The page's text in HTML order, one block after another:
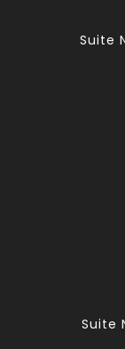
Suite
Suite